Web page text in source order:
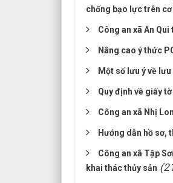
chống bạo lực trên
Công an xã An
Nâng cao ý thức
Một số lưu ý về
Quy định về giấy
Công an xã Nhị
Hướng dẫn hồ sơ,
Công an xã Tập
khai thác thủy sản